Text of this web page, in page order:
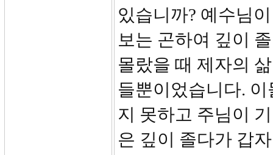
있습니까? 예수님
보는 곤하여 깊이
몰랐을 때 제자의
들뿐이었습니다.
지 못하고 주님이
은 깊이 졸다가 갑